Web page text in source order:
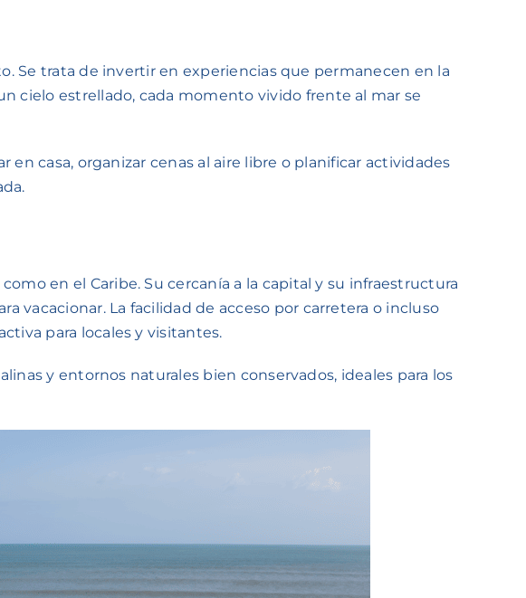
Se trata de invertir en experiencias que permanecen en la
cielo estrellado, cada momento vivido frente al mar se
casa, organizar cenas al aire libre o planificar actividades
en el Caribe. Su cercanía a la capital y su infraestructura
vacacionar. La facilidad de acceso por carretera o incluso
para locales y visitantes.
y entornos naturales bien conservados, ideales para los